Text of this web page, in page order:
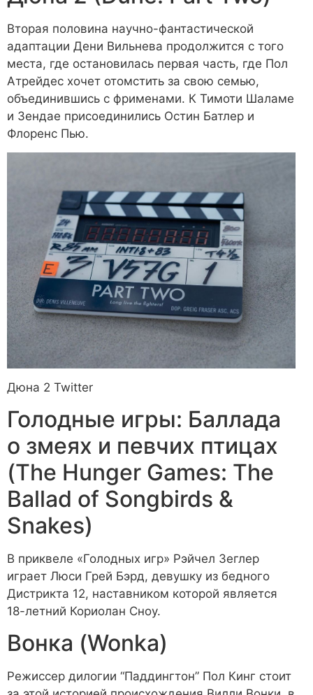
Вторая половина научно-фантастической
адаптации Дени Вильнева продолжится с того
места, где остановилась первая часть, где Пол
Атрейдес хочет отомстить за свою семью,
объединившись с фрименами. К Тимоти Шаламе
и Зендае присоединились Остин Батлер и
Флоренс Пью.
Дюна 2 Twitter
Голодные игры: Баллада
о змеях и певчих птицах
(The Hunger Games: The
Ballad of Songbirds &
Snakes)
В приквеле «Голодных игр» Рэйчел Зеглер
играет Люси Грей Бэрд, девушку из бедного
Дистрикта 12, наставником которой является
18-летний Кориолан Сноу.
Вонка (Wonka)
Режиссер дилогии “Паддингтон” Пол Кинг стоит